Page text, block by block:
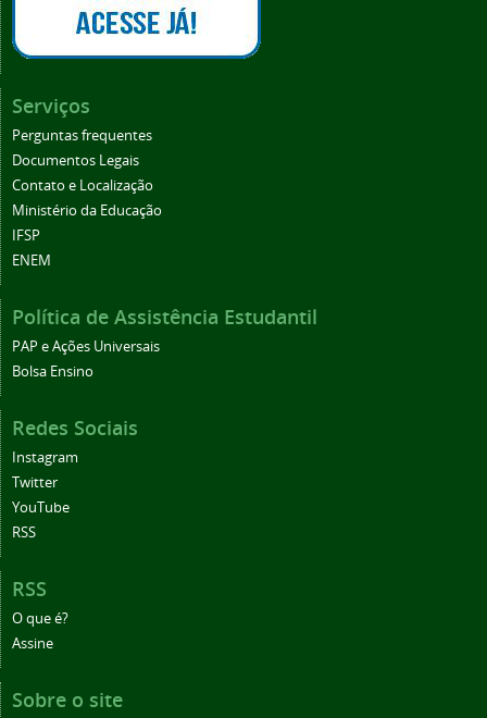
Serviços
Perguntas frequentes
Documentos Legais
Contato e Localização
Ministério da Educação
IFSP
ENEM
Política de Assistência Estudantil
PAP e Ações Universais
Bolsa Ensino
Redes Sociais
Instagram
Twitter
YouTube
RSS
RSS
O que é?
Assine
Sobre o site